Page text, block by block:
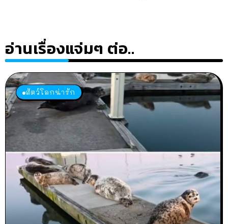
อ่านเรื่องแจ่มๆ ต่อ..
สัตว์โลกน่ารัก